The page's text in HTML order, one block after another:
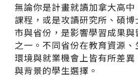
無論你是計畫就讀加拿大高
課程，或是攻讀研究所、碩
市與省份，是影響學習成果
之一。不同省份在教育資源
環境與就業機會上皆有所差
與背景的學生選擇。